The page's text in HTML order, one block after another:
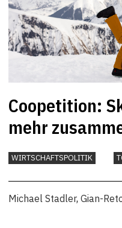
Coopetition:
mehr
WIRTSCHAFTSPOLITIK
Michael Stadler, Gian-